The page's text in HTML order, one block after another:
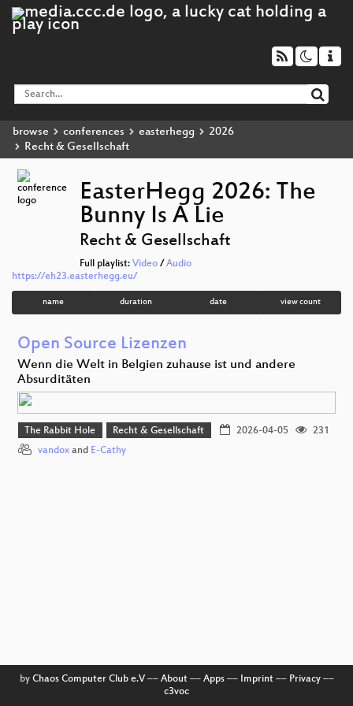
browse conferences easterhegg
2026
Recht & Gesellschaft
EasterHegg 2026: The
Bunny Is A Lie
Recht & Gesellschaft
Full playlist: Video/ Audio
https://eh23.easterhegg.eu/
name duration date view count
Open Source Lizenzen
Wenn die Welt in Belgien zuhause ist und andere
Absurditäten
The Rabbit Hole Recht & Gesellschaft 2026-04-05
231
vandox and E-Cathy
by Chaos Computer Club e.V–– About–– Apps–– Imprint–– Privacy––
c3voc